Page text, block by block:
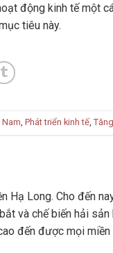
động kinh tế một
tiêu này.
Nam ,Phát triển kinh tế ,
Long. Cho đến
và chế biến hải
đến được mọi miền